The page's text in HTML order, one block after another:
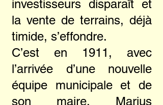
investisseurs disparaît et
la vente de terrains, déjà
timide, s’effondre.
C’est en 1911, avec
l’arrivée d’une nouvelle
équipe municipale et de
son maire, Marius